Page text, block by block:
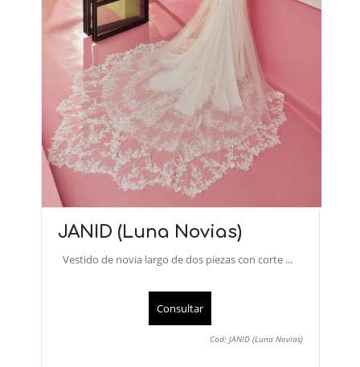
JANID (Luna Novias)
Vestido de novia largo de dos piezas con corte ...
Consultar
Cod: JANID (Luna Novias)